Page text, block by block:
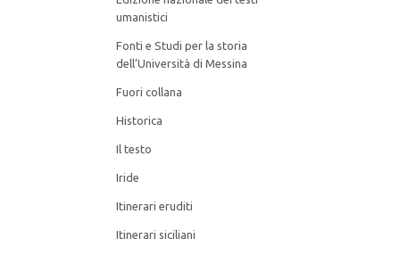
TEATRO SICILIANO
TESTIMONIANZE
umanistici
Fonti e Studi per la storia
dell’Università di Messina
Fuori collana
Historica
Il testo
Iride
Itinerari eruditi
Itinerari siciliani